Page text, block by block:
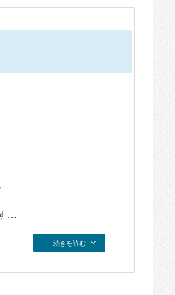
...
続きを読む